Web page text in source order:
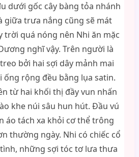
dưới gốc cây bàng tỏa nhánh
giữa trưa nắng cũng sẽ mát
trời quá nóng nên Nhi ăn mặc
nghĩ vậy. Trên người là
bởi hai sợi dây mảnh mai
ống rộng đều bằng lụa satin.
từ hai khối thị đầy vun nhấn
khe núi sâu hun hút. Đầu vú
áo tách xa khỏi cơ thể trông
thường ngày. Nhi có chiếc cổ
những sợi tóc tơ lưa thưa